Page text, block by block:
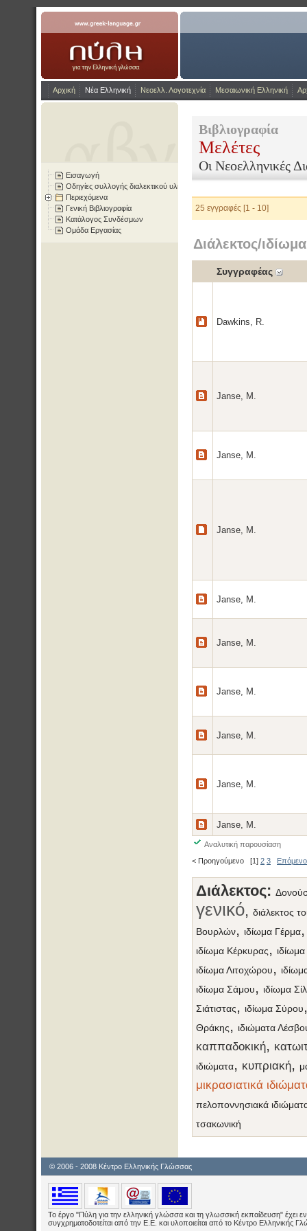
www.greek-language.gr Η Πύλη για την
Αρχική Νέα Ελληνική Νεοελλ. Λογοτεχνία Μεσαιωνική Ελληνική
Εισαγωγή
Οδηγίες συλλογής διαλεκτικού υλικού
Περιεχόμενα
Γενική Βιβλιογραφία
Κατάλογος Συνδέσμων
Ομάδα Εργασίας
Βιβλιογραφία
Μελέτες
Οι Νεοελληνικές
25 εγγραφές [1 - 10]
Διάλεκτος/
Συγγραφέας
Dawkins, R.
Janse, M.
Janse, M.
Janse, M.
Janse, M.
Janse, M.
Janse, M.
Janse, M.
Janse, M.
Janse, M.
Αναλυτική παρουσίαση
< Προηγούμενο
[1] 2 3
Διάλεκτος:
γενικό, διάλεκτος
Βουρλών, ιδίωμα Γέρμα
ιδίωμα Κέρκυρας,
ιδίωμα Λιτοχώρου,
ιδίωμα Σάμου, ιδίωμα
Σιάτιστας, ιδίωμα Σύρου
Θράκης, ιδιώματα
καππαδοκική,
ιδιώματα, κυπριακή,
μικρασιατικά
πελοποννησιακά
τσακωνική
© 2006 - 2008 Κέντρο Ελληνικής Γλώσσας
Το έργο "Πύλη για την ελληνική γλώσσα και τη γλωσσική εκπαίδευση" έχει
συγχρηματοδοτείται από την Ε.E. και υλοποιείται από το Κέντρο Ελληνικής